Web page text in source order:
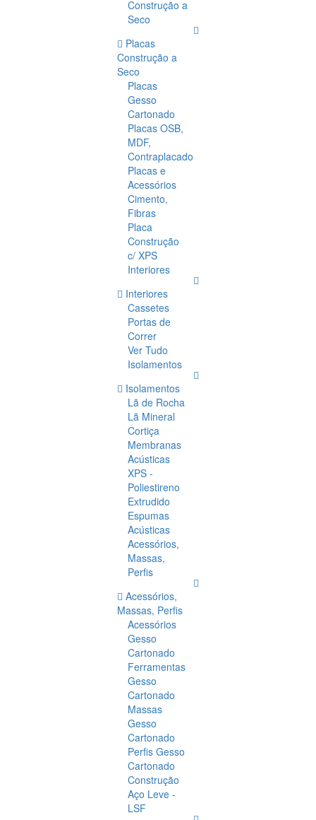
Construção a
Seco
Placas
Construção a
Seco
Placas
Gesso
Cartonado
Placas OSB,
MDF,
Contraplacado
Placas e
Acessórios
Cimento,
Fibras
Placa
Construção
c/ XPS
Interiores
Interiores
Cassetes
Portas de
Correr
Ver Tudo
Isolamentos
Isolamentos
Lã de Rocha
Lã Mineral
Cortiça
Membranas
Acústicas
XPS -
Poliestireno
Extrudido
Espumas
Acústicas
Acessórios,
Massas,
Perfis
Acessórios,
Massas, Perfis
Acessórios
Gesso
Cartonado
Ferramentas
Gesso
Cartonado
Massas
Gesso
Cartonado
Perfis Gesso
Cartonado
Construção
Aço Leve -
LSF